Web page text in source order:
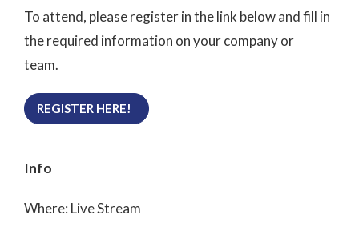
To attend, please register in the link below and fill in
the required information on your company or
team.
REGISTER HERE!
Info
Where: Live Stream